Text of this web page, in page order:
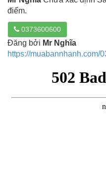
điểm.
0373600600
Đăng bởi Mr Nghĩa
https://muabannhanh.com/